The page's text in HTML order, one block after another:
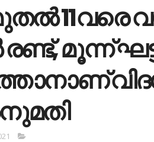
11വ​​രെ
മൂ​​ന്ന്​